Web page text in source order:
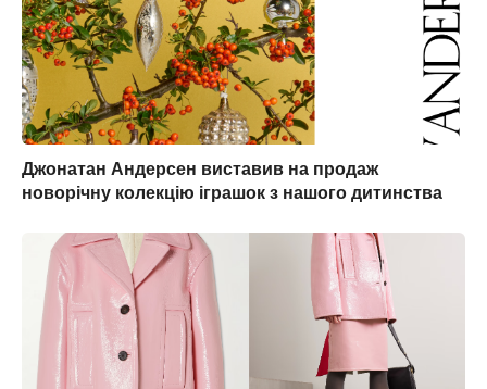
Джонатан Андерсен виставив на продаж
новорічну колекцію іграшок з нашого дитинства